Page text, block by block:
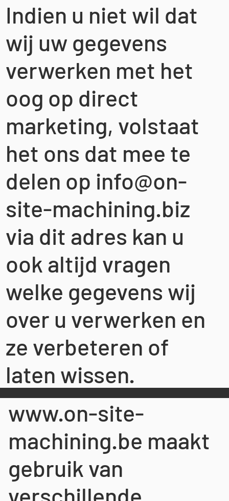
Indien u niet wil dat
wij uw gegevens
verwerken met het
oog op direct
marketing, volstaat
het ons dat mee te
delen op info@on-
site-machining.biz
via dit adres kan u
ook altijd vragen
welke gegevens wij
over u verwerken en
ze verbeteren of
laten wissen.
www.on-site-
machining.be maakt
gebruik van